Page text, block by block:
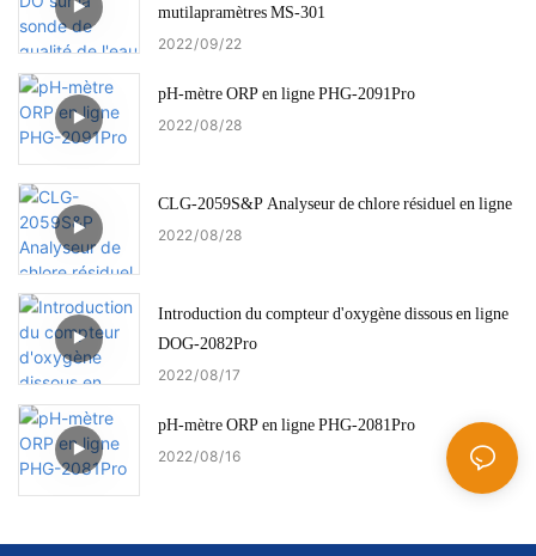
mutilapramètres MS-301
2022 09 22
pH-mètre ORP en ligne PHG-2091Pro
2022 08 28
CLG-2059S&P Analyseur de chlore résiduel en ligne
2022 08 28
Introduction du compteur d'oxygène dissous en ligne
DOG-2082Pro
2022 08 17
pH-mètre ORP en ligne PHG-2081Pro
2022 08 16